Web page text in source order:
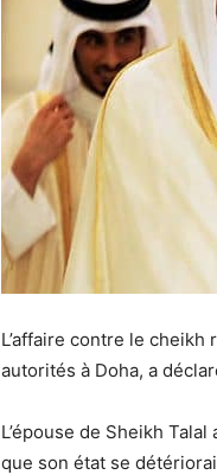
L’affaire contre le
autorités à Doha, a
L’épouse de Sheikh
que son état se